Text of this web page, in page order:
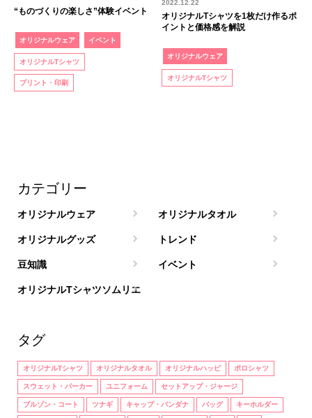
“ものづくりの楽しさ”体験イベント
オリジナルウェア イベント
オリジナルTシャツ
プリント・印刷
2022.12.22
オリジナルTシャツを1枚だけ作るポ
イントと価格感を解説
オリジナルウェア
オリジナルTシャツ
カテゴリー
オリジナルウェア オリジナルタオル
オリジナルグッズ トレンド
豆知識 イベント
オリジナルTシャツソムリエ
タグ
オリジナルTシャツ オリジナルタオル オリジナルハッピ ポロシャツ
スウェット・パーカー ユニフォーム セットアップ・ジャージ
ブルゾン・コート ツナギ キャップ・バンダナ バッグ キーホルダー